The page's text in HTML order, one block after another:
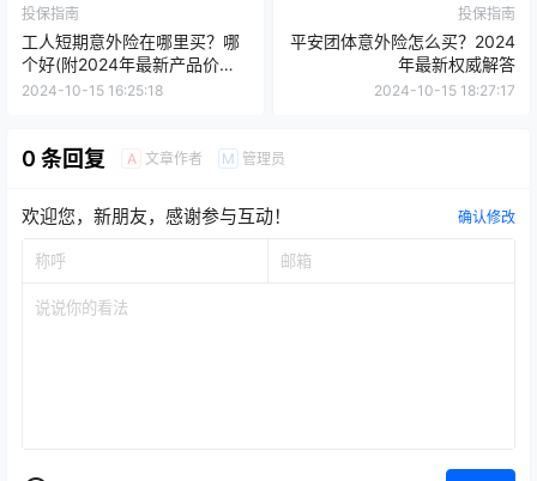
投保指南
工人短期意外险在哪里买？哪
个好(附2024年最新产品价格
表)
2024-10-15 16:25:18
投保指南
平安团体意外险怎么买？2024
年最新权威解答
2024-10-15 18:27:17
0 条回复 A 文章作者 M 管理员
欢迎您，新朋友，感谢参与互动！ 确认修改